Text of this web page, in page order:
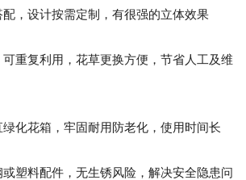
，设计按需定制，有很强的立体效果
重复利用，花草更换方便，节省人工及维
化花箱，牢固耐用防老化，使用时间长
塑料配件，无生锈风险，解决安全隐患问